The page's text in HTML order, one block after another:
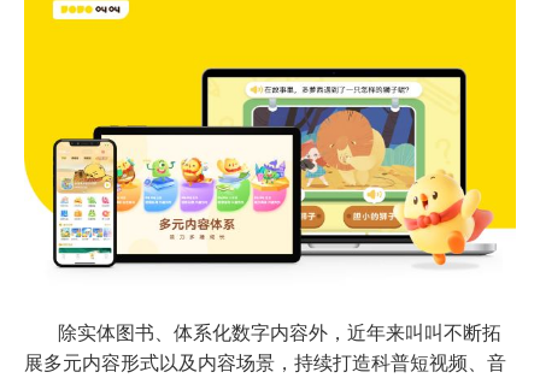
除实体图书、体系化数字内容外，近年来叫叫不断拓
展多元内容形式以及内容场景，持续打造科普短视频、音